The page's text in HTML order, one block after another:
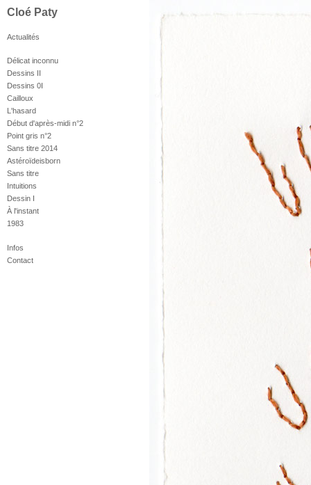
Cloé Paty
Actualités
Délicat inconnu
Dessins II
Dessins 0I
Cailloux
L'hasard
Début d'après-midi n°2
Point gris n°2
Sans titre 2014
Astéroïdeisborn
Sans titre
Intuitions
Dessin I
À l'instant
1983
Infos
Contact